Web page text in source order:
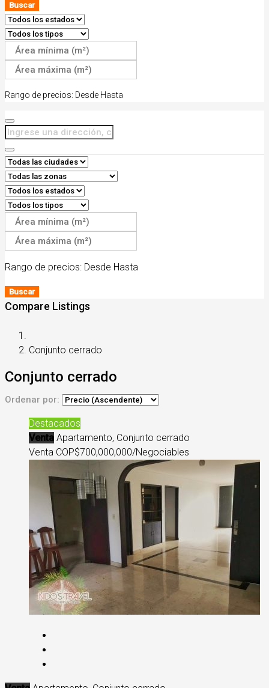
Buscar
Rango de precios: Desde Hasta
Rango de precios: Desde Hasta
Buscar
Compare Listings
Conjunto cerrado
Conjunto cerrado
Ordenar por:
Destacados
Venta Apartamento, Conjunto cerrado
Venta COP$700,000,000/Negociables